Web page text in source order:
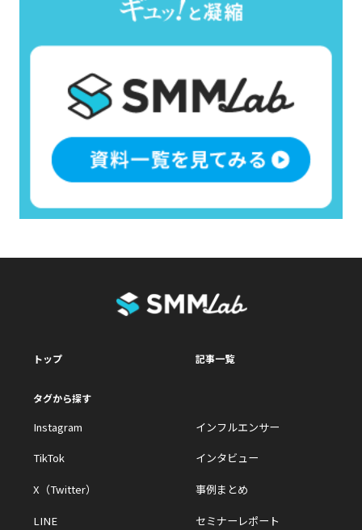
トップ 記事一覧
タグから探す
Instagram
TikTok
X（Twitter）
LINE
インフルエンサー
インタビュー
事例まとめ
セミナーレポート